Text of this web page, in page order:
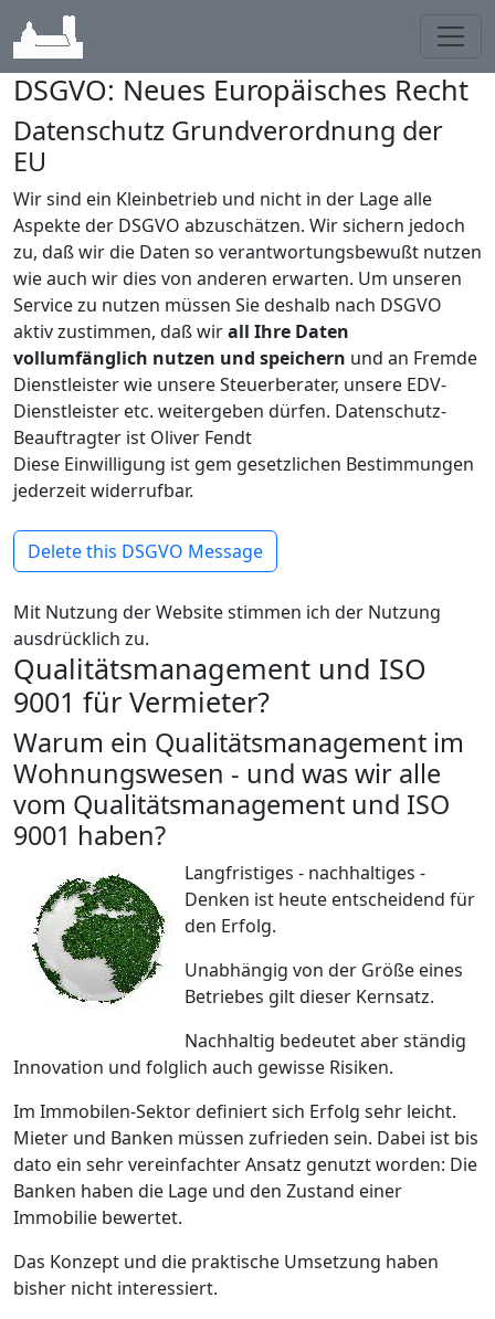
DSGVO: Neues Europäisches Recht
Datenschutz Grundverordnung der
EU
Wir sind ein Kleinbetrieb und nicht in der Lage alle
Aspekte der DSGVO abzuschätzen. Wir sichern jedoch
zu, daß wir die Daten so verantwortungsbewußt nutzen
wie auch wir dies von anderen erwarten. Um unseren
Service zu nutzen müssen Sie deshalb nach DSGVO
aktiv zustimmen, daß wirall Ihre Daten
vollumfänglich nutzen und speichern und an Fremde
Dienstleister wie unsere Steuerberater, unsere EDV-
Dienstleister etc. weitergeben dürfen. Datenschutz-
Beauftragter ist Oliver Fendt
Diese Einwilligung ist gem gesetzlichen Bestimmungen
jederzeit widerrufbar.
Delete this DSGVO Message
Mit Nutzung der Website stimmen ich der Nutzung
ausdrücklich zu.
Qualitätsmanagement und ISO
9001 für Vermieter?
Warum ein Qualitätsmanagement im
Wohnungswesen - und was wir alle
vom Qualitätsmanagement und ISO
9001 haben?
Langfristiges - nachhaltiges -
Denken ist heute entscheidend für
den Erfolg.
Unabhängig von der Größe eines
Betriebes gilt dieser Kernsatz.
Nachhaltig bedeutet aber ständig
Innovation und folglich auch gewisse Risiken.
Im Immobilen-Sektor definiert sich Erfolg sehr leicht.
Mieter und Banken müssen zufrieden sein. Dabei ist bis
dato ein sehr vereinfachter Ansatz genutzt worden: Die
Banken haben die Lage und den Zustand einer
Immobilie bewertet.
Das Konzept und die praktische Umsetzung haben
bisher nicht interessiert.